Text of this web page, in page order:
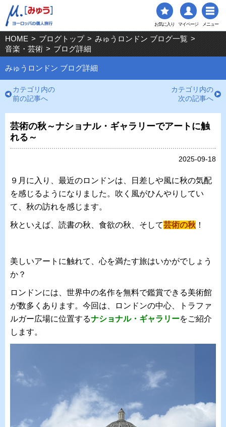
お気に入り マイページ メニュー
HOME > ブログトップ > みゅうロンドン ブログ一覧 >
音楽・芸術 > ブログ詳細
みゅうロンドン ブログ詳細
カテゴリ内の
前の記事へ
カテゴリ内の
次の記事へ
芸術の秋～ナショナル・ギャラリーでアートに触
れる～
2025-09-18
９月に入り、最近のロンドンは、日差しや風に秋の気配
を感じるようになりました。吹く風がひんやりしてい
て、秋の訪れを感じます。
秋といえば、読書の秋、食欲の秋、そして芸術の秋 ！
美しいアートに触れて、心を満たす旅はいかがでしょう
か？
ロンドンには、世界中の名作を無料で鑑賞できる美術館
が数多くあります。今回は、ロンドンの中心、トラファ
ルガー広場に位置するナショナル・ギャラリーをご紹介
します。